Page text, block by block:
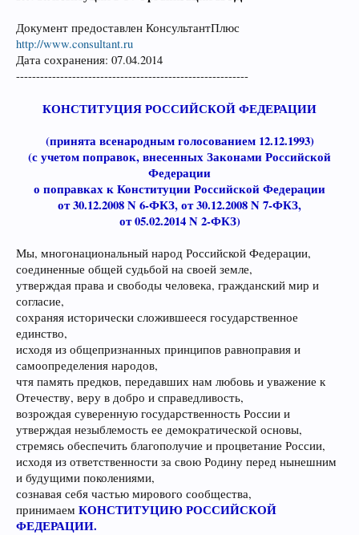
Документ предоставлен КонсультантПлюс
http://www.consultant.ru
Дата сохранения: 07.04.2014
----------------------------------------------------------
КОНСТИТУЦИЯ РОССИЙСКОЙ ФЕДЕРАЦИИ
(принята всенародным голосованием 12.12.1993)
(с учетом поправок, внесенных Законами Российской
Федерации
о поправках к Конституции Российской Федерации
от 30.12.2008 N 6-ФКЗ, от 30.12.2008 N 7-ФКЗ,
от 05.02.2014 N 2-ФКЗ)
Мы, многонациональный народ Российской Федерации,
соединенные общей судьбой на своей земле,
утверждая права и свободы человека, гражданский мир и
согласие,
сохраняя исторически сложившееся государственное
единство,
исходя из общепризнанных принципов равноправия и
самоопределения народов,
чтя память предков, передавших нам любовь и уважение к
Отечеству, веру в добро и справедливость,
возрождая суверенную государственность России и
утверждая незыблемость ее демократической основы,
стремясь обеспечить благополучие и процветание России,
исходя из ответственности за свою Родину перед нынешним
и будущими поколениями,
сознавая себя частью мирового сообщества,
принимаем КОНСТИТУЦИЮ РОССИЙСКОЙ
ФЕДЕРАЦИИ.